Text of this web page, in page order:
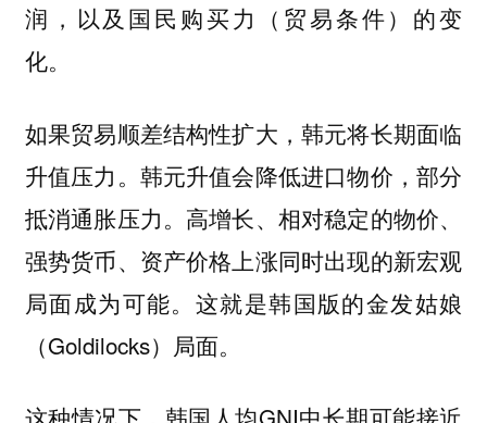
润，以及国民购买力（贸易条件）的变
化。
如果贸易顺差结构性扩大，韩元将长期面临
升值压力。韩元升值会降低进口物价，部分
抵消通胀压力。高增长、相对稳定的物价、
强势货币、资产价格上涨同时出现的新宏观
局面成为可能。这就是韩国版的金发姑娘
（Goldilocks）局面。